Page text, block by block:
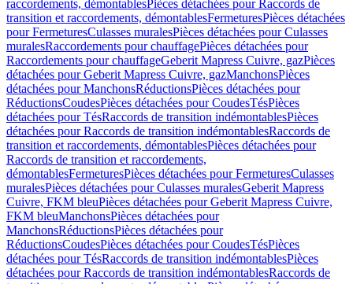
raccordements, démontablesPièces détachées pour Raccords de
transition et raccordements, démontablesFermeturesPièces détachées
pour FermeturesCulasses muralesPièces détachées pour Culasses
muralesRaccordements pour chauffagePièces détachées pour
Raccordements pour chauffageGeberit Mapress Cuivre, gazPièces
détachées pour Geberit Mapress Cuivre, gazManchonsPièces
détachées pour ManchonsRéductionsPièces détachées pour
RéductionsCoudesPièces détachées pour CoudesTésPièces
détachées pour TésRaccords de transition indémontablesPièces
détachées pour Raccords de transition indémontablesRaccords de
transition et raccordements, démontablesPièces détachées pour
Raccords de transition et raccordements,
démontablesFermeturesPièces détachées pour FermeturesCulasses
muralesPièces détachées pour Culasses muralesGeberit Mapress
Cuivre, FKM bleuPièces détachées pour Geberit Mapress Cuivre,
FKM bleuManchonsPièces détachées pour
ManchonsRéductionsPièces détachées pour
RéductionsCoudesPièces détachées pour CoudesTésPièces
détachées pour TésRaccords de transition indémontablesPièces
détachées pour Raccords de transition indémontablesRaccords de